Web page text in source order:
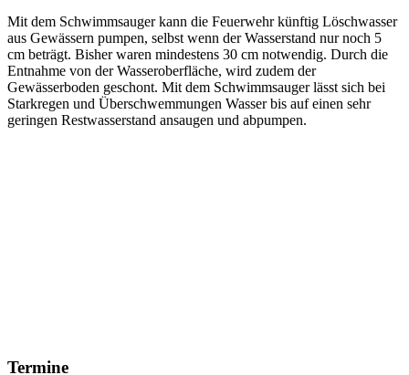
Mit dem Schwimmsauger kann die Feuerwehr künftig Löschwasser
aus Gewässern pumpen, selbst wenn der Wasserstand nur noch 5
cm beträgt. Bisher waren mindestens 30 cm notwendig. Durch die
Entnahme von der Wasseroberfläche, wird zudem der
Gewässerboden geschont. Mit dem Schwimmsauger lässt sich bei
Starkregen und Überschwemmungen Wasser bis auf einen sehr
geringen Restwasserstand ansaugen und abpumpen.
Termine